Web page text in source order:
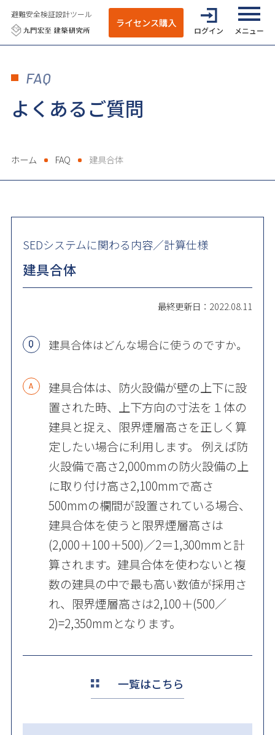
避難安全検証設計ツール
ライセンス購入
ログイン
全てのメニ
FAQ
よくあるご質問
ホーム FAQ 建具合体
SEDシステムに関わる内容／計算仕様
建具合体
最終更新日：2022.08.11
建具合体はどんな場合に使うのですか。
建具合体は、防火設備が壁の上下に設
置された時、上下方向の寸法を１体の
建具と捉え、限界煙層高さを正しく算
定したい場合に利用します。 例えば防
火設備で高さ2,000mmの防火設備の上
に取り付け高さ2,100mmで高さ
500mmの欄間が設置されている場合、
建具合体を使うと限界煙層高さは
(2,000＋100＋500)／2＝1,300mmと計
算されます。建具合体を使わないと複
数の建具の中で最も高い数値が採用さ
れ、限界煙層高さは2,100＋(500／
2)=2,350mmとなります。
一覧はこちら